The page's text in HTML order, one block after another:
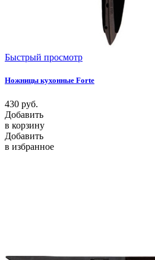
Быстрый просмотр
Ножницы кухонные Forte
430 руб.
Добавить
в корзину
Добавить
в избранное